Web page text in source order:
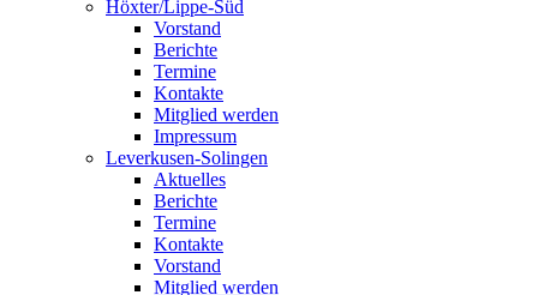
Höxter/Lippe-Süd
Vorstand
Berichte
Termine
Kontakte
Mitglied werden
Impressum
Leverkusen-Solingen
Aktuelles
Berichte
Termine
Kontakte
Vorstand
Mitglied werden